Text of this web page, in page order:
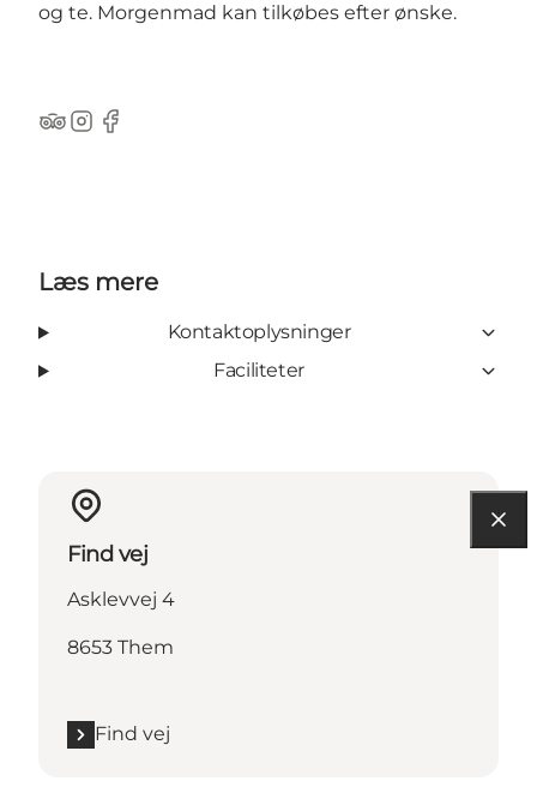
og te. Morgenmad kan tilkøbes efter ønske.
TripAdvisor
Instagram
Facebook
Læs mere
Kontaktoplysninger
Faciliteter
Find vej
Asklevvej 4
8653 Them
Find vej